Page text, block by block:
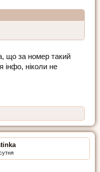
що за номер такий
ніколи не